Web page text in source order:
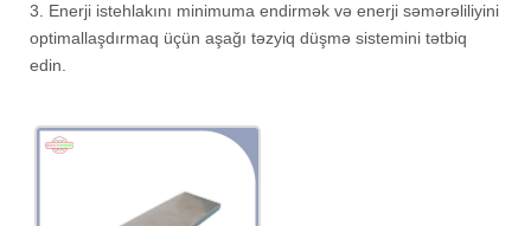
3. Enerji istehlakını minimuma endirmək və enerji səmərəliliyini
optimallaşdırmaq üçün aşağı təzyiq düşmə sistemini tətbiq
edin.